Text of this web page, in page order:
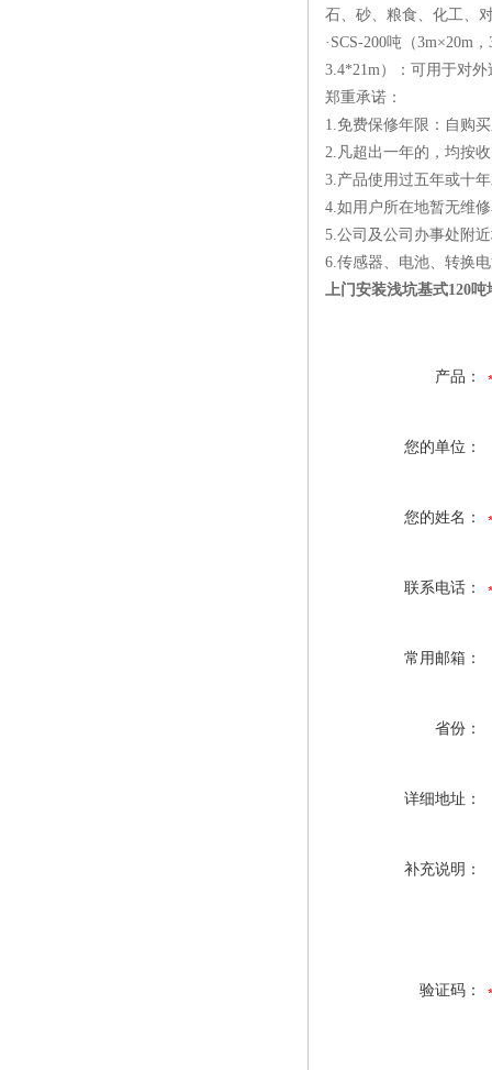
石、砂、粮食、化工、
·SCS-200吨（3m×20m
3.4*21m）：可用于对
郑重承诺：
1.免费保修年限：自购
2.凡超出一年的，均按
3.产品使用过五年或十
4.如用户所在地暂无维
5.公司及公司办事处附
6.传感器、电池、转换
上门安装浅坑基式120吨
产品：
您的单位：
您的姓名：
联系电话：
常用邮箱：
省份：
详细地址：
补充说明：
验证码：